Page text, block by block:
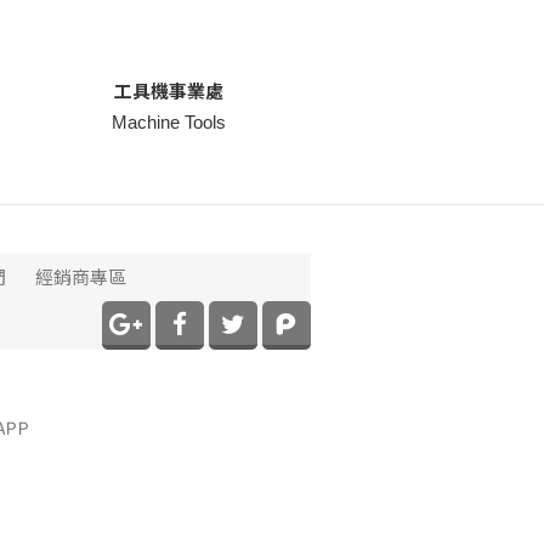
工具機事業處
Machine Tools
經銷商專區